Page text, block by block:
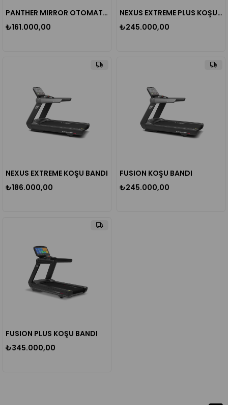
PANTHER MIRROR OTOMATİK EĞİMLİ KOŞU BANDI
₺161.000,00
NEXUS EXTREME PLUS KOŞU BANDI
₺245.000,00
NEXUS EXTREME KOŞU BANDI
₺186.000,00
FUSION KOŞU BANDI
₺245.000,00
FUSION PLUS KOŞU BANDI
₺345.000,00